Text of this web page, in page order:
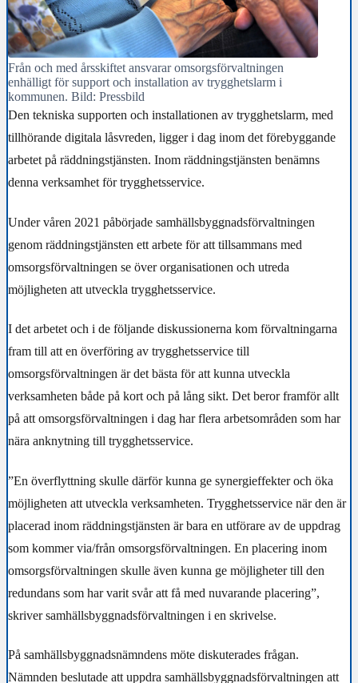
Från och med årsskiftet ansvarar omsorgsförvaltningen
enhälligt för support och installation av trygghetslarm i
kommunen. Bild: Pressbild
Den tekniska supporten och installationen av trygghetslarm, med
tillhörande digitala låsvreden, ligger i dag inom det förebyggande
arbetet på räddningstjänsten. Inom räddningstjänsten benämns
denna verksamhet för trygghetsservice.
Under våren 2021 påbörjade samhällsbyggnadsförvaltningen
genom räddningstjänsten ett arbete för att tillsammans med
omsorgsförvaltningen se över organisationen och utreda
möjligheten att utveckla trygghetsservice.
I det arbetet och i de följande diskussionerna kom förvaltningarna
fram till att en överföring av trygghetsservice till
omsorgsförvaltningen är det bästa för att kunna utveckla
verksamheten både på kort och på lång sikt. Det beror framför allt
på att omsorgsförvaltningen i dag har flera arbetsområden som har
nära anknytning till trygghetsservice.
”En överflyttning skulle därför kunna ge synergieffekter och öka
möjligheten att utveckla verksamheten. Trygghetsservice när den är
placerad inom räddningstjänsten är bara en utförare av de uppdrag
som kommer via/från omsorgsförvaltningen. En placering inom
omsorgsförvaltningen skulle även kunna ge möjligheter till den
redundans som har varit svår att få med nuvarande placering”,
skriver samhällsbyggnadsförvaltningen i en skrivelse.
På samhällsbyggnadsnämndens möte diskuterades frågan.
Nämnden beslutade att uppdra samhällsbyggnadsförvaltningen att